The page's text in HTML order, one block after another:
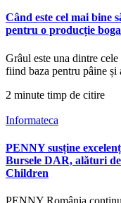
Când este cel mai bine
pentru o producție
Grâul este una dintre
fiind baza pentru pâine
2 minute timp de citire
Informateca
PENNY susține
Bursele DAR, alături
Children
PENNY România